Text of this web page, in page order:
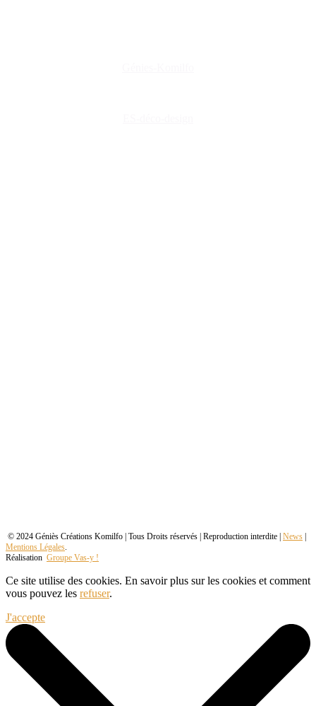
© 2024 Géniès Créations Komilfo | Tous Droits réservés | Reproduction interdite | News
Mentions Légales.
Réalisation Groupe Vas-y !
Ce site utilise des cookies. En savoir plus sur les cookies et comment
vous pouvez les refuser.
J'accepte